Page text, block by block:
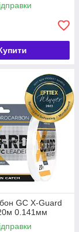
GC X-Guard
0.141мм